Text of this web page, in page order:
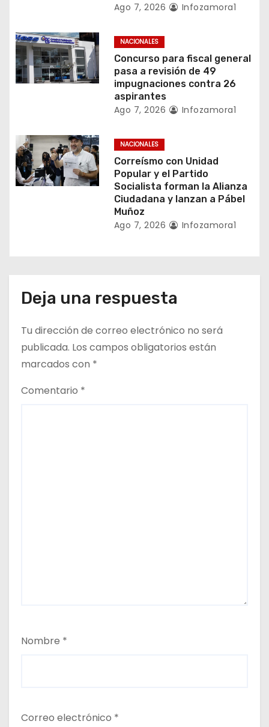
r
a
d
Ago 7, 2026 Infozamora1
NACIONALES
Concurso para fiscal general
pasa a revisión de 49
impugnaciones contra 26
aspirantes
Ago 7, 2026 Infozamora1
NACIONALES
Correísmo con Unidad
Popular y el Partido
Socialista forman la Alianza
Ciudadana y lanzan a Pábel
Muñoz
Ago 7, 2026 Infozamora1
Deja una respuesta
Tu dirección de correo electrónico no será
publicada. Los campos obligatorios están
marcados con *
Comentario *
Nombre *
Correo electrónico *